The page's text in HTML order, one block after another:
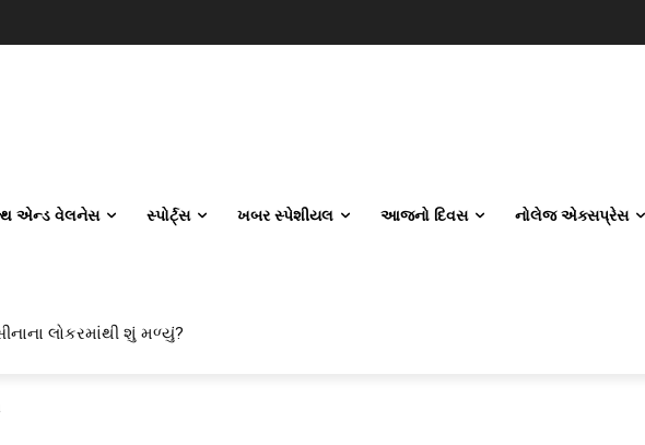
એન્ડ વેલનેસ સ્પોર્ટ્સ ખબર સ્પેશીયલ આજનો દિવસ નોલેજ એક્સપ્રેસ
કેમ પસંદ કરી રહ્યા છે? IITનો ટ્રેન્ડ બદલાઈ ગયો છે
લોકરમાંથી શું મળ્યું?